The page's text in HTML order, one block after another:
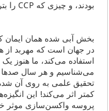
بودند، و چیزی که CCP را بترساند، باید من و شما را هم نگران بکند!
بخش آبی شده همان ایمان
در جهان است که مهربد از
استفاده می‌کند، ما هنوز
می‌شناسیم و هر سال صدها
کمتر اثر می‌کند! این
پروسه واکسن‌سازی موثر